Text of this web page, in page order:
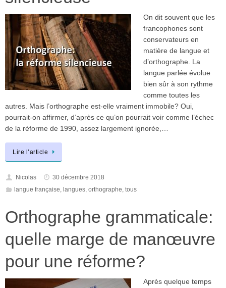
On dit souvent que les
francophones sont
conservateurs en
matière de langue et
d’orthographe. La
langue parlée évolue
bien sûr à son rythme
comme toutes les
autres. Mais l’orthographe est-elle vraiment immobile? Oui,
pourrait-on affirmer, d’après ce qu’on pourrait voir comme l’échec
de la réforme de 1990, assez largement ignorée,…
Lire l’article
Nicolas
30 décembre 2018
langue française langues, orthographe tous
Orthographe grammaticale:
quelle marge de manœuvre
pour une réforme?
Après quelque temps